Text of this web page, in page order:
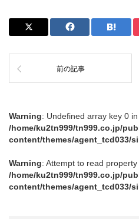
前の記事
Warning: Undefined array key 0 in
/home/ku2tn999/tn999.co.jp/
content/themes/agent_tcd033/
Warning: Attempt to read
/home/ku2tn999/tn999.co.jp/
content/themes/agent_tcd033/